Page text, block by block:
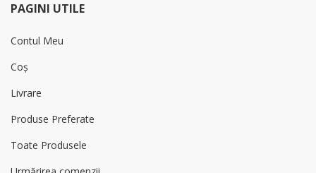
PAGINI UTILE
Contul Meu
Coș
Livrare
Produse Preferate
Toate Produsele